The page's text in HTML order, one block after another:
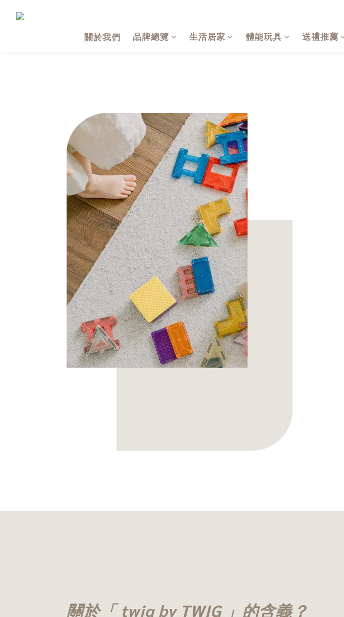
關於我們
品牌總覽 生活居家 體能玩具 送禮推薦
關於「 twig by TWIG 」的含義？